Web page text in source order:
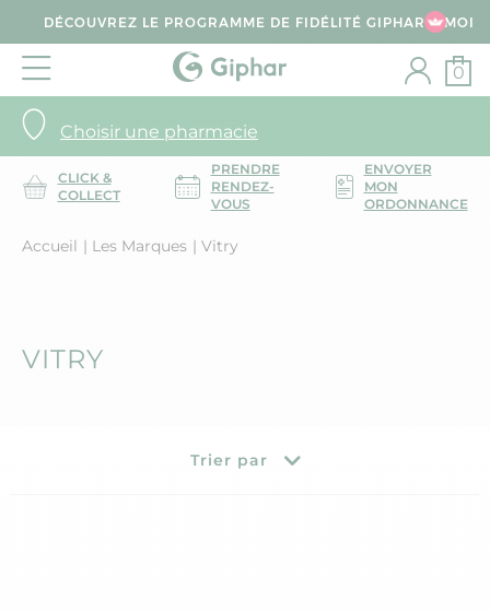
DÉCOUVREZ LE PROGRAMME DE FIDÉLITÉ GIPHAR & MOI
Choisir une pharmacie
0
CLICK &
COLLECT
PRENDRE
RENDEZ-
VOUS
ENVOYER
MON
ORDONNANCE
Accueil Les Marques Vitry
VITRY
Trier par